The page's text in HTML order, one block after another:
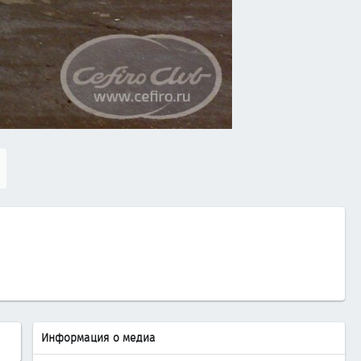
Информация о медиа